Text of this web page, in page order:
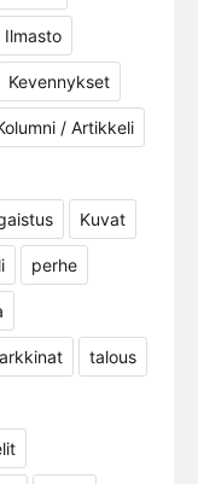
Ilmasto
Kevennykset
/ Artikkeli
Kuvat
perhe
talous